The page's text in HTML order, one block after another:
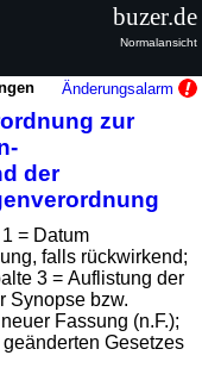
Änderungsalarm
zur
der
= Datum
falls rückwirkend;
3 = Auflistung der
Synopse bzw.
Fassung (n.F.);
Gesetzes
buzer.de
Normalansicht